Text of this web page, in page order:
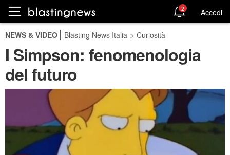
2 Accedi
NEWS & VIDEO Blasting News Italia > Curiosità
I Simpson: fenomenologia
del futuro